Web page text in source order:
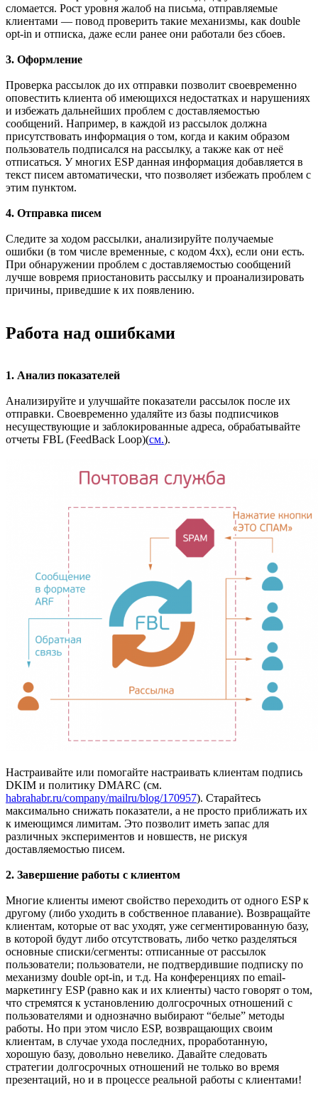
сломается. Рост уровня жалоб на письма, отправляемые
клиентами — повод проверить такие механизмы, как double
opt-in и отписка, даже если ранее они работали без сбоев.
3. Оформление
Проверка рассылок до их отправки позволит своевременно
оповестить клиента об имеющихся недостатках и нарушениях
и избежать дальнейших проблем с доставляемостью
сообщений. Например, в каждой из рассылок должна
присутствовать информация о том, когда и каким образом
пользователь подписался на рассылку, а также как от неё
отписаться. У многих ESP данная информация добавляется в
текст писем автоматически, что позволяет избежать проблем с
этим пунктом.
4. Отправка писем
Следите за ходом рассылки, анализируйте получаемые
ошибки (в том числе временные, с кодом 4хх), если они есть.
При обнаружении проблем с доставляемостью сообщений
лучше вовремя приостановить рассылку и проанализировать
причины, приведшие к их появлению.
Работа над ошибками
1. Анализ показателей
Анализируйте и улучшайте показатели рассылок после их
отправки. Своевременно удаляйте из базы подписчиков
несуществующие и заблокированные адреса, обрабатывайте
отчеты FBL (FeedBack Loop)(см.).
Настраивайте или помогайте настраивать клиентам подпись
DKIM и политику DMARC (см.
habrahabr.ru/company/mailru/blog/170957). Старайтесь
максимально снижать показатели, а не просто приближать их
к имеющимся лимитам. Это позволит иметь запас для
различных экспериментов и новшеств, не рискуя
доставляемостью писем.
2. Завершение работы с клиентом
Многие клиенты имеют свойство переходить от одного ESP к
другому (либо уходить в собственное плавание). Возвращайте
клиентам, которые от вас уходят, уже сегментированную базу,
в которой будут либо отсутствовать, либо четко разделяться
основные списки/сегменты: отписанные от рассылок
пользователи; пользователи, не подтвердившие подписку по
механизму double opt-in, и т.д. На конференциях по email-
маркетингу ESP (равно как и их клиенты) часто говорят о том,
что стремятся к установлению долгосрочных отношений с
пользователями и однозначно выбирают “белые” методы
работы. Но при этом число ESP, возвращающих своим
клиентам, в случае ухода последних, проработанную,
хорошую базу, довольно невелико. Давайте следовать
стратегии долгосрочных отношений не только во время
презентаций, но и в процессе реальной работы с клиентами!